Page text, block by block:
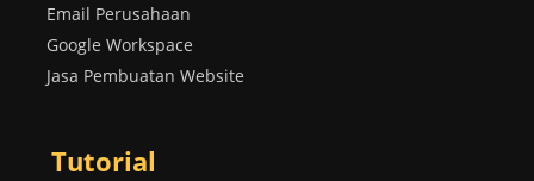
Email Perusahaan
Google Workspace
Jasa Pembuatan Website
Tutorial